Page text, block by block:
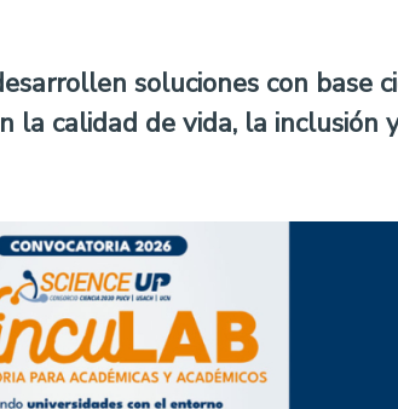
soluciones con base
la calidad de vida, la inclusión